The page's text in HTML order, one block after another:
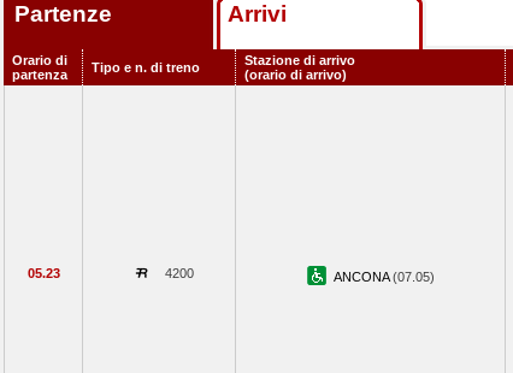
Partenze Arrivi
Orario di
partenza
Tipo e n. di treno
Stazione di arrivo
(orario di arrivo)
05.23 4200 ANCONA(07.05)